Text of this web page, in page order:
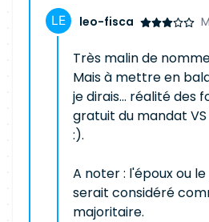
leo-fisca
Très malin de
Mais à mettre en
je dirais... réalité
gratuit du mandat
:).
A noter : l'époux ou
serait considéré
majoritaire.